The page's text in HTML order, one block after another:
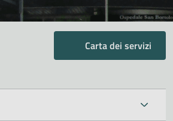
Carta dei servizi